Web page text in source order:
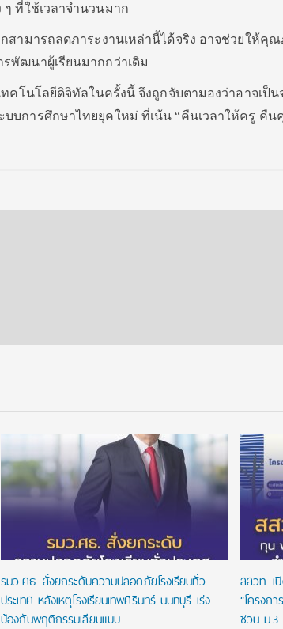
ๆ ที่ใช้เวลาจำนวนมาก
สามารถลดภาระงานเหล่านี้ได้จริง อาจช่วยให้คุ
พัฒนาผู้เรียนมากกว่าเดิม
คโนโลยีดิจิทัลในครั้งนี้ จึงถูกจับตามองว่าอาจเป็
บบการศึกษาไทยยุคใหม่ ที่เน้น “คืนเวลาให้ครู คืน
รมว.ศธ. สั่งยกระดับความปลอดภัยโรงเรียนทั่ว
ประเทศ หลังเหตุโรงเรียนเทพศิรินทร์ นนทบุรี เร่ง
ป้องกันพฤติกรรมเลียนแบบ
สสวท. เ
“โครงก
ชวน ม.3